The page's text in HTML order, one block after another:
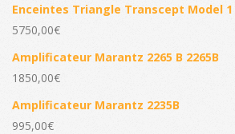
Enceintes Triangle Transcept Model 1
5750,00€
Amplificateur Marantz 2265 B 2265B
1850,00€
Amplificateur Marantz 2235B
995,00€